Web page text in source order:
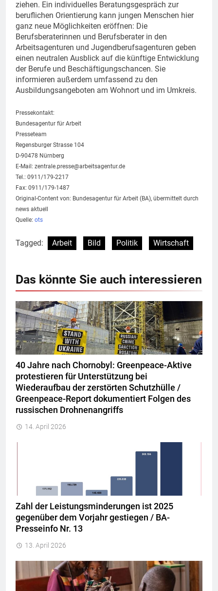
ziehen. Ein individuelles Beratungsgespräch zur
beruflichen Orientierung kann jungen Menschen hier
ganz neue Möglichkeiten eröffnen: Die
Berufsberaterinnen und Berufsberater in den
Arbeitsagenturen und Jugendberufsagenturen geben
einen neutralen Ausblick auf die künftige Entwicklung
der Berufe und Beschäftigungschancen. Sie
informieren außerdem umfassend zu den
Ausbildungsangeboten am Wohnort und im Umkreis.
Pressekontakt:
Bundesagentur für Arbeit
Presseteam
Regensburger Strasse 104
D-90478 Nürnberg
E-Mail: zentrale.presse@arbeitsagentur.de
Tel.: 0911/179-2217
Fax: 0911/179-1487
Original-Content von: Bundesagentur für Arbeit (BA), übermittelt durch
news aktuell
Quelle: ots
Tagged: Arbeit Bild Politik Wirtschaft
Das könnte Sie auch interessieren
40 Jahre nach Chornobyl: Greenpeace-Aktive
protestieren für Unterstützung bei
Wiederaufbau der zerstörten Schutzhülle /
Greenpeace-Report dokumentiert Folgen des
russischen Drohnenangriffs
14. April 2026
Zahl der Leistungsminderungen ist 2025
gegenüber dem Vorjahr gestiegen / BA-
Presseinfo Nr. 13
13. April 2026